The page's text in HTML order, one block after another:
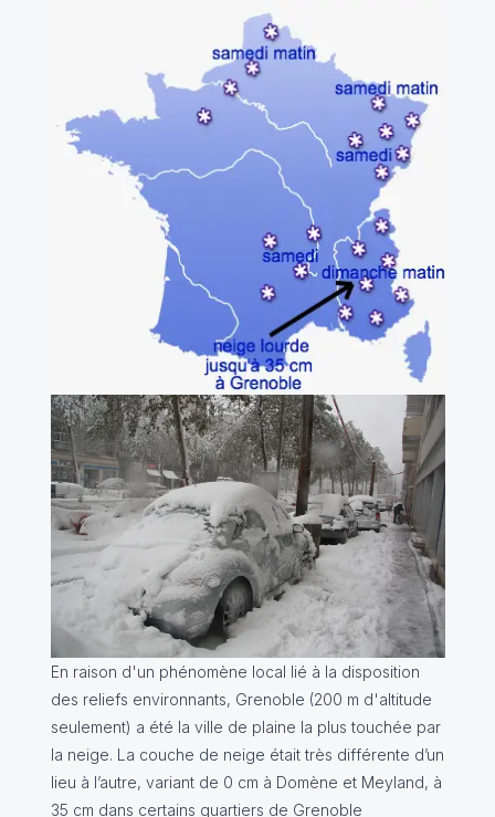
En raison d'un phénomène local lié à la disposition
des reliefs environnants, Grenoble (200 m d'altitude
seulement) a été la ville de plaine la plus touchée par
la neige. La couche de neige était très différente d’un
lieu à l’autre, variant de 0 cm à Domène et Meyland, à
35 cm dans certains quartiers de Grenoble